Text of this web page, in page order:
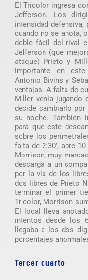
El Tricolor ingresa
Jefferson. Los
intensidad defensiva,
cuando no se anota,
doble fácil del rival
Jefferson (que
ataque) Prieto y
importante en este
Antonio Bivins y
ventajas. A falta de
Miller venía jugando
decide cambiarlo
su noche. También
para que este
sobre los
falta de 2:30’, abre
Morrison, muy
descarga a un
por la vía de los
dos libres de Prieto
terminar el primer
Tricolor, Morrison
El local lleva
intentos desde los
llegaba a los dos
porcentajes
Tercer cuarto